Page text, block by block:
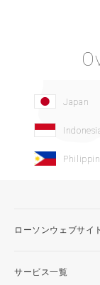
Japan
ローソンウェブサイト
サービス一覧